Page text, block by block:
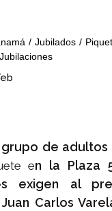
Jubilados
grupo de adultos
en la Plaza
s exigen al
Carlos